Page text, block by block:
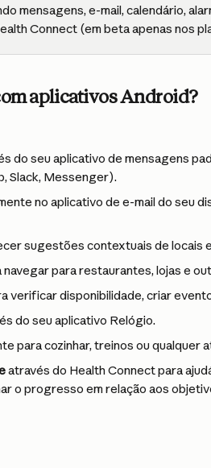
mensagens, e-mail, calendário,
Connect (em beta apenas nos
aplicativos Android?
do seu aplicativo de mensagens
Slack, Messenger).
no aplicativo de e-mail do seu
sugestões contextuais de locais
navegar para restaurantes, lojas e
verificar disponibilidade, criar
do seu aplicativo Relógio.
para cozinhar, treinos ou qualquer
através do Health Connect para
o progresso em relação aos